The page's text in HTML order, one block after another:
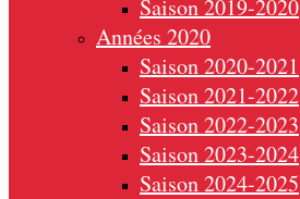
Saison 2019-2020
Années 2020
Saison 2020-2021
Saison 2021-2022
Saison 2022-2023
Saison 2023-2024
Saison 2024-2025